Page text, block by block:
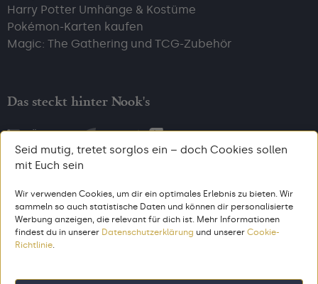
Seid mutig, tretet sorglos ein – doch Cookies sollen
mit Euch sein
Wir verwenden Cookies, um dir ein optimales Erlebnis zu bieten. Wir
sammeln so auch statistische Daten und können dir personalisierte
Werbung anzeigen, die relevant für dich ist. Mehr Informationen
findest du in unserer Datenschutzerklärung und unserer Cookie-
Richtlinie
Harry Potter Umhänge & Kostüme
Pokémon-Karten kaufen
Magic: The Gathering und TCG-Zubehör
Das steckt hinter Nook's
Über uns Kontakt Blog
Bezahl, wie du willst
AGBImpressumDatenschutz